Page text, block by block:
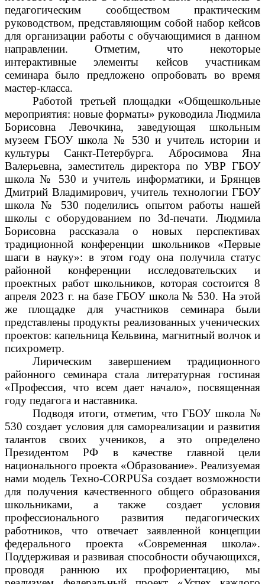
педагогическим сообществом практическим
руководством, представляющим собой набор кейсов
для организации работы с обучающимися в данном
направлении. Отметим, что некоторые
интерактивные элементы кейсов участникам
семинара было предложено опробовать во время
мастер-класса.
Работой третьей площадки «Общешкольные
мероприятия: новые форматы» руководила Людмила
Борисовна Левочкина, заведующая школьным
музеемГБОУ школа № 530 и учитель истории и
культуры Санкт-Петербурга. Абросимова Яна
Валерьевна, заместитель директора по УВР ГБОУ
школа № 530 и учитель информатики, и Брянцев
Дмитрий Владимирович, учитель технологии ГБОУ
школа № 530 поделились опытом работы нашей
школы с оборудованием по 3d-печати.Людмила
Борисовна рассказала о новых перспективах
традиционной конференции школьников «Первые
шаги в науку»: в этом году она получила статус
районной конференции исследовательских и
проектных работ школьников, которая состоится 8
апреля 2023 г. на базе ГБОУ школа№ 530. На этой
же площадке для участников семинара были
представлены продукты реализованных ученических
проектов: капельница Кельвина, магнитный волчок и
психрометр.
Лирическим завершением традиционного
районного семинара стала литературная гостиная
«Профессия, что всем дает начало», посвященная
году педагога и наставника.
Подводя итоги, отметим, что ГБОУ школа №
530 создает условиядля самореализации и развития
талантов своих учеников, а это определено
Президентом РФ в качестве главной цели
национального проекта «Образование». Реализуемая
нами модель Техно-CORPUSа создает возможности
для получения качественного общего образования
школьниками, а также создает условия
профессионального развития педагогических
работников, что отвечает заявленной концепции
федерального проекта «Современная школа».
Поддерживая и развивая способности обучающихся,
проводя раннюю их профориентацию, мы